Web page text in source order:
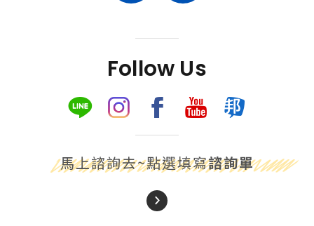
Follow Us
馬上諮詢去~點選填寫諮詢單